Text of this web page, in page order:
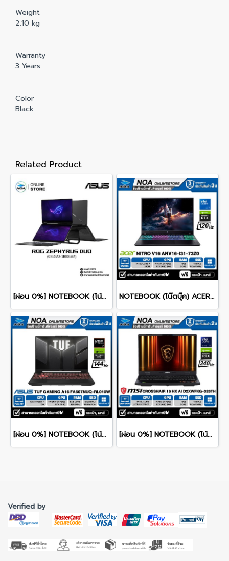
Weight
2.10 kg
Warranty
3 Years
Color
Black
Related Product
[ผ่อน 0%] NOTEBOOK (โน้ตบุ๊ก) ASUS ROG ZEPHYRUS DUO 16 GX651AX-SR006WA 16" 3K OLED 120Hz Touchscreen/ULTRA 9 386H/64GB/SSD 2TB/RTX 5090/WINDOWS 11+MS OFFICE รับประกันศูนย์ไทย 3ปี NOTEBOOK (โน๊ตบุ๊ค) ACER NITRO V 16 ANV16-I31-73Z0 16-inch WUXGA/CORE 7 240H/16GB/SSD 1TB/RTX 5060/WINDOWS 11 รับประกันซ่อมฟรีถึงบ้าน 3ปี
[ผ่อน 0%] NOTEBOOK (โน้ตบุ๊ค) ASUS TUF GAMING A16 FA607NUQ-RL010W - 16" WUXGA 144Hz/RYZEN 7 170/RAM 8GB/SSD 512GB/RTX 4050/WINDOWS 11+MS OFFICE รับประกันศูนย์ไทย 2ปี [ผ่อน 0%] NOTEBOOK (โน้ตบุ๊ก) MSI CROSSHAIR 16 HX AI D2XWFKG-026TH 16" QHD+ 240Hz/CORE ULTRA 9 275HX/RAM 16GB/SSD 1B/RTX 5060/WINDOWS /11+OFFICE รับประกันศูนย์ไทย 2ปี
Verified by